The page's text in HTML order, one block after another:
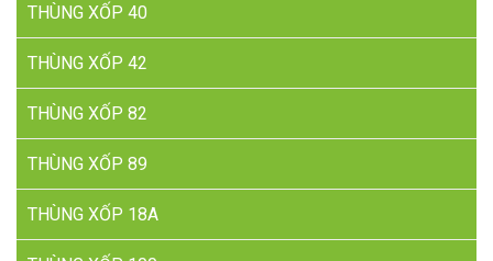
THÙNG XỐP 40
THÙNG XỐP 42
THÙNG XỐP 82
THÙNG XỐP 89
THÙNG XỐP 18A